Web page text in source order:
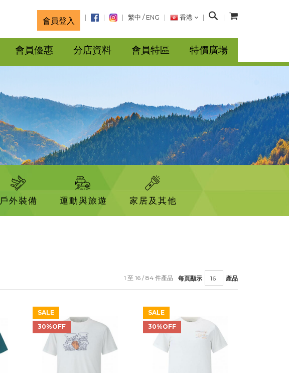
會員登入 繁中 / ENG 香港
搜
會員優惠 分店資料 會員特區 特價廣場
戶外裝備 運動與旅遊 家居及其他
每頁顯示 產品
1 至 16 / 84 件產品
SALE
30%OFF
SALE
30%OFF